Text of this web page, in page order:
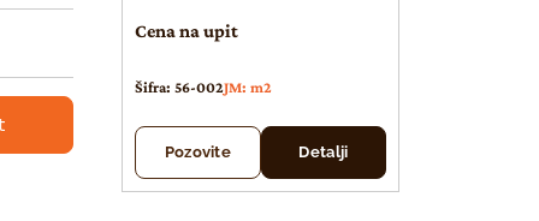
Cena na upit
Šifra: 56-002JM: m2
Pozovite Detalji